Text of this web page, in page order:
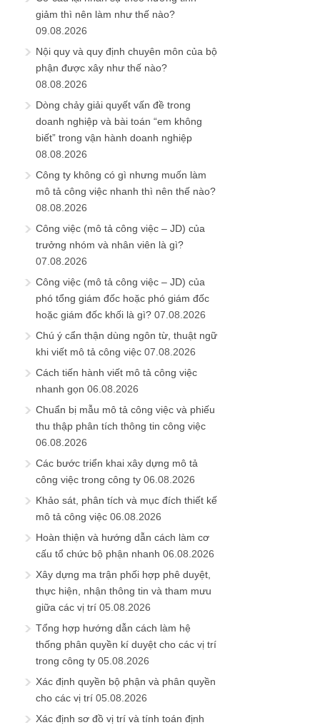
giảm thì nên làm như thế nào?
09.08.2026
Nội quy và quy định chuyên môn của bộ
phận được xây như thế nào?
08.08.2026
Dòng chảy giải quyết vấn đề trong
doanh nghiệp và bài toán “em không
biết” trong vận hành doanh nghiệp
08.08.2026
Công ty không có gì nhưng muốn làm
mô tả công việc nhanh thì nên thế nào?
08.08.2026
Công việc (mô tả công việc – JD) của
trưởng nhóm và nhân viên là gì?
07.08.2026
Công việc (mô tả công việc – JD) của
phó tổng giám đốc hoặc phó giám đốc
hoặc giám đốc khối là gì? 07.08.2026
Chú ý cẩn thận dùng ngôn từ, thuật ngữ
khi viết mô tả công việc 07.08.2026
Cách tiến hành viết mô tả công việc
nhanh gọn 06.08.2026
Chuẩn bị mẫu mô tả công việc và phiếu
thu thập phân tích thông tin công việc
06.08.2026
Các bước triển khai xây dựng mô tả
công việc trong công ty 06.08.2026
Khảo sát, phân tích và mục đích thiết kế
mô tả công việc 06.08.2026
Hoàn thiện và hướng dẫn cách làm cơ
cấu tổ chức bộ phận nhanh 06.08.2026
Xây dựng ma trận phối hợp phê duyệt,
thực hiện, nhận thông tin và tham mưu
giữa các vị trí 05.08.2026
Tổng hợp hướng dẫn cách làm hệ
thống phân quyền kí duyệt cho các vị trí
trong công ty 05.08.2026
Xác định quyền bộ phận và phân quyền
cho các vị trí 05.08.2026
Xác định sơ đồ vị trí và tính toán định